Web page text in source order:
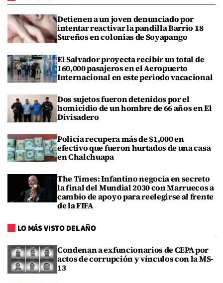
Detienen a un joven denunciado por
intentar reactivar la pandilla Barrio 18
Sureños en colonias de Soyapango
El Salvador proyecta recibir un total de
160,000 pasajeros en el Aeropuerto
Internacional en este periodo vacacional
Dos sujetos fueron detenidos por el
homicidio de un hombre de 66 años en El
Divisadero
Policía recupera más de $1,000 en
efectivo que fueron hurtados de una casa
en Chalchuapa
The Times: Infantino negocia en secreto
la final del Mundial 2030 con Marruecos a
cambio de apoyo para reelegirse al frente
de la FIFA
LO MÁS VISTO DEL AÑO
Condenan a exfuncionarios de CEPA por
actos de corrupción y vínculos con la MS-
13